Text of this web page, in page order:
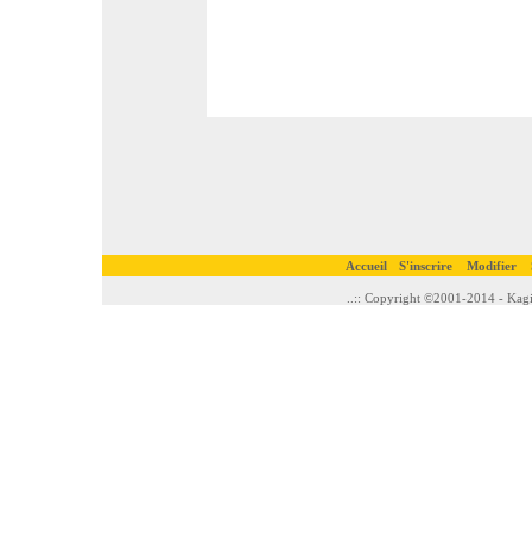
Accueil S'inscrire Modifier
..:: Copyright ©2001-2014 -